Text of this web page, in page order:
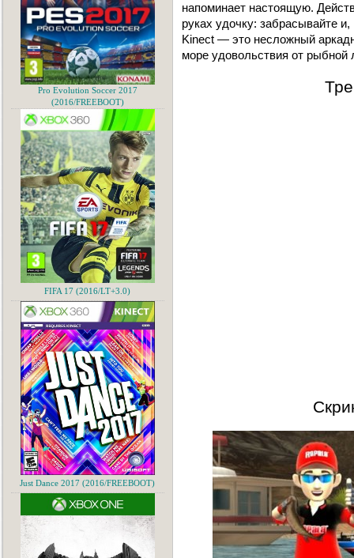
напоминает настоящую.
руках удочку: забрасывайте
Kinect — это несложный
море удовольствия от рыбной
Pro Evolution Soccer 2017
(2016/FREEBOOT)
FIFA 17 (2016/LT+3.0)
Just Dance 2017 (2016/FREEBOOT)